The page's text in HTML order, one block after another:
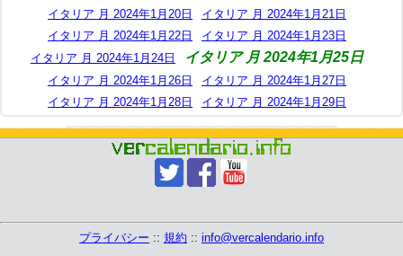
イタリア 月 2024年1月20日
イタリア 月 2024年1月21日
イタリア 月 2024年1月22日
イタリア 月 2024年1月23日
イタリア 月 2024年1月24日
イタリア 月 2024年1月25日
イタリア 月 2024年1月26日
イタリア 月 2024年1月27日
イタリア 月 2024年1月28日
イタリア 月 2024年1月29日
プライバシー :: 規約 :: info@vercalendario.info